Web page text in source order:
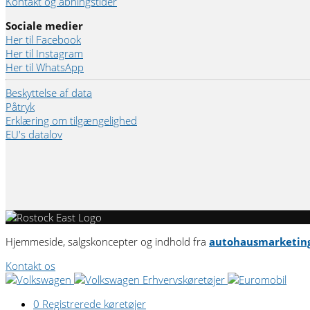
Sociale medier
Her til Facebook
Her til Instagram
Her til WhatsApp
Beskyttelse af data
Påtryk
Erklæring om tilgængelighed
EU's datalov
Hjemmeside, salgskoncepter og indhold fra
Kontakt os
0 Registrerede køretøjer